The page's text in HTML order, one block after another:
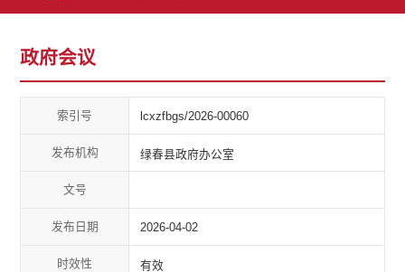
政府会议
索引号 lcxzfbgs/2026-00060
发布机构 绿春县政府办公室
文号
发布日期 2026-04-02
时效性 有效